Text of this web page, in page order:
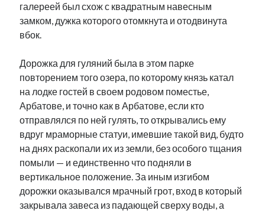
mstalnuhhin@gmail.com
Отзывы и предложения по блогу:
anton.stalnuhhin@gmail.com
галереей был схож с квадратным навесным
замком, дужка которого отомкнута и отодвинута
вбок.
Дорожка для гуляний была в этом парке
повторением того озера, по которому князь катал
на лодке гостей в своем родовом поместье,
Арбатове, и точно как в Арбатове, если кто
отправлялся по ней гулять, то открывались ему
вдруг мраморные статуи, имевшие такой вид, будто
на днях раскопали их из земли, без особого тщания
помыли — и единственно что подняли в
вертикальное положение. За иным изгибом
дорожки оказывался мрачный грот, вход в который
закрывала завеса из падающей сверху воды, а